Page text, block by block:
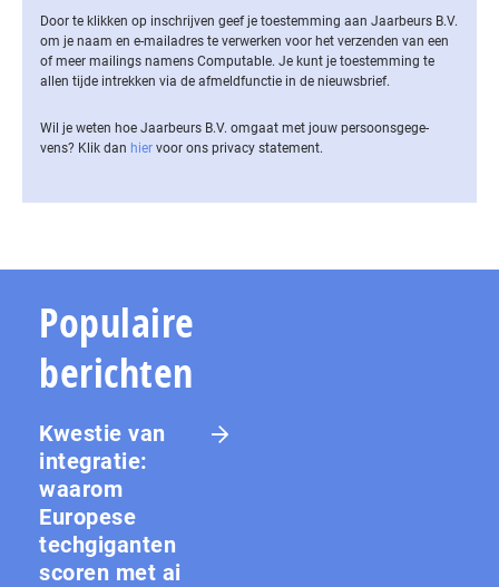
Door te klikken op inschrijven geef je toestemming aan Jaarbeurs B.V.
om je naam en e-mailadres te verwerken voor het verzenden van een
of meer mailings namens Computable. Je kunt je toestemming te
allen tijde intrekken via de af­meld­func­tie in de nieuwsbrief.
Wil je weten hoe Jaarbeurs B.V. omgaat met jouw per­soons­ge­ge­
vens? Klik dan hier voor ons privacy statement.
Populaire
berichten
Kwestie van
integratie:
waarom
Europese
techgiganten
scoren met ai